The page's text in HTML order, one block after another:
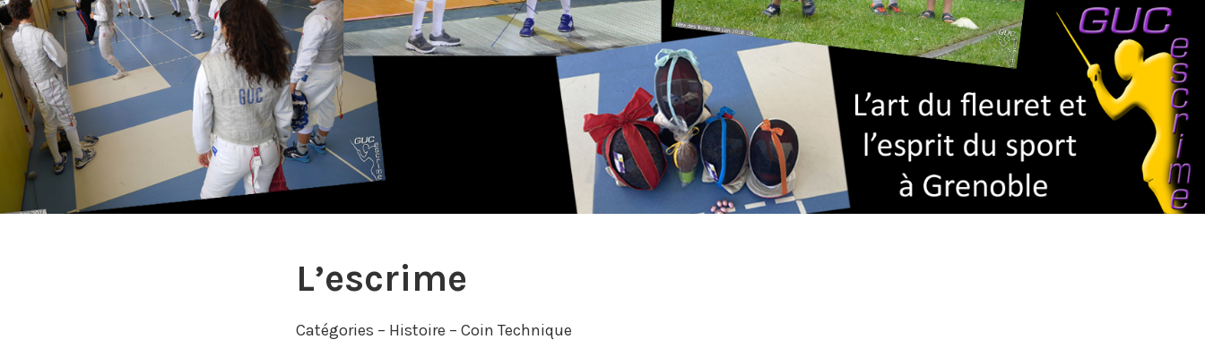
L’escrime
Catégories – Histoire – Coin Technique